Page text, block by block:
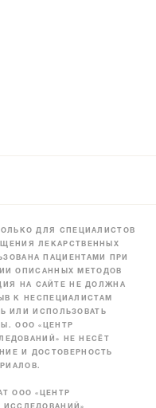
ДЛЯ СПЕЦИАЛИСТОВ
ЛЕКАРСТВЕННЫХ
ПАЦИЕНТАМИ ПРИ
ОПИСАННЫХ МЕТОДОВ
НА САЙТЕ НЕ ДОЛЖНА
К НЕСПЕЦИАЛИСТАМ
ИЛИ ИСПОЛЬЗОВАТЬ
ООО «ЦЕНТР
НЕ НЕСЁТ
И ДОСТОВЕРНОСТЬ
ООО «ЦЕНТР